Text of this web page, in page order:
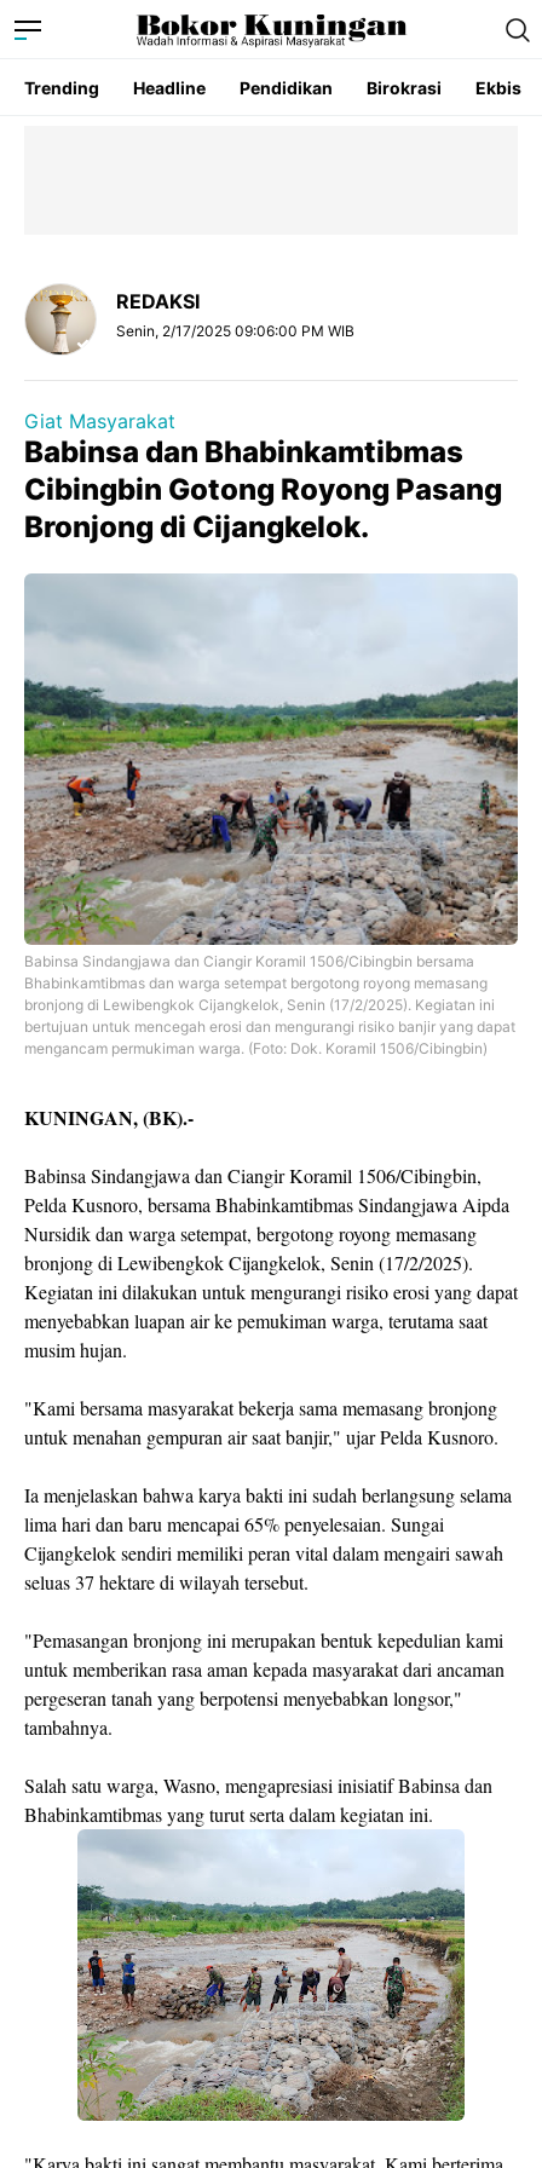
Trending Headline Pendidikan Birokrasi Ekbis
REDAKSI
Senin, 2/17/2025 09:06:00 PM WIB
Giat Masyarakat
Babinsa dan Bhabinkamtibmas
Cibingbin Gotong Royong Pasang
Bronjong di Cijangkelok.
Babinsa Sindangjawa dan Ciangir Koramil 1506/Cibingbin bersama
Bhabinkamtibmas dan warga setempat bergotong royong memasang
bronjong di Lewibengkok Cijangkelok, Senin (17/2/2025). Kegiatan ini
bertujuan untuk mencegah erosi dan mengurangi risiko banjir yang dapat
mengancam permukiman warga. (Foto: Dok. Koramil 1506/Cibingbin)
KUNINGAN, (BK).-
Babinsa Sindangjawa dan Ciangir Koramil 1506/Cibingbin,
Pelda Kusnoro, bersama Bhabinkamtibmas Sindangjawa Aipda
Nursidik dan warga setempat, bergotong royong memasang
bronjong di Lewibengkok Cijangkelok, Senin (17/2/2025).
Kegiatan ini dilakukan untuk mengurangi risiko erosi yang dapat
menyebabkan luapan air ke pemukiman warga, terutama saat
musim hujan.
"Kami bersama masyarakat bekerja sama memasang bronjong
untuk menahan gempuran air saat banjir," ujar Pelda Kusnoro.
Ia menjelaskan bahwa karya bakti ini sudah berlangsung selama
lima hari dan baru mencapai 65% penyelesaian. Sungai
Cijangkelok sendiri memiliki peran vital dalam mengairi sawah
seluas 37 hektare di wilayah tersebut.
"Pemasangan bronjong ini merupakan bentuk kepedulian kami
untuk memberikan rasa aman kepada masyarakat dari ancaman
pergeseran tanah yang berpotensi menyebabkan longsor,"
tambahnya.
Salah satu warga, Wasno, mengapresiasi inisiatif Babinsa dan
Bhabinkamtibmas yang turut serta dalam kegiatan ini.